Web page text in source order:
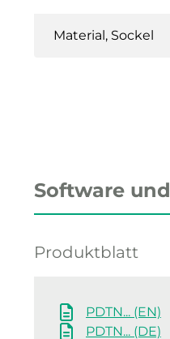
Material, Sockel
Software
Produktblatt
PDTN... (EN)
PDTN... (DE)